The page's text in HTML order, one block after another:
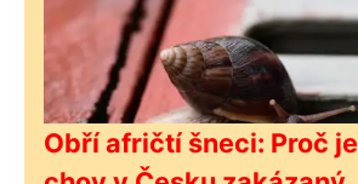
Obří afričtí šneci: Proč